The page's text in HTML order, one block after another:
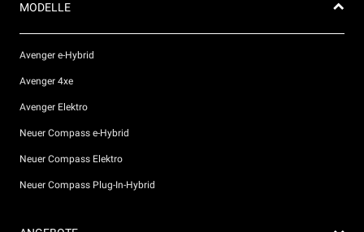
MODELLE
Avenger e-Hybrid
Avenger 4xe
Avenger Elektro
Neuer Compass e-Hybrid
Neuer Compass Elektro
Neuer Compass Plug-In-Hybrid